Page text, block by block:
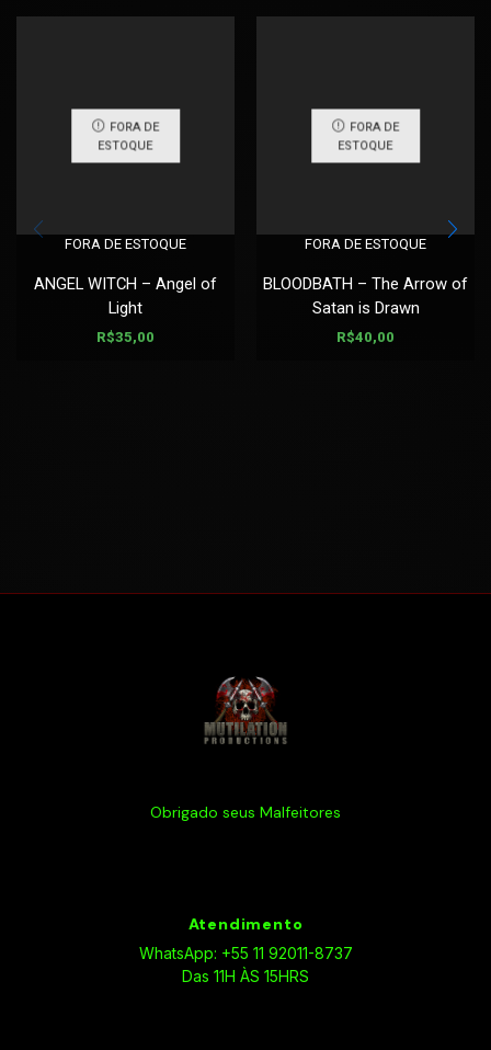
FORA DE
ESTOQUE
FORA DE ESTOQUE
ANGEL WITCH – Angel of
Light
R$35,00
FORA DE
ESTOQUE
FORA DE ESTOQUE
BLOODBATH – The Arrow of
Satan is Drawn
R$40,00
Obrigado seus Malfeitores
Atendimento
WhatsApp: +55 11 92011-8737
Das 11H ÀS 15HRS